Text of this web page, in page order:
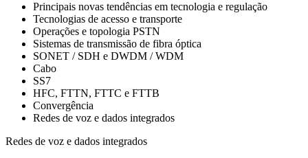
Principais novas tendências em tecnologia e regulação
Tecnologias de acesso e transporte
Operações e topologia PSTN
Sistemas de transmissão de fibra óptica
SONET / SDH e DWDM / WDM
Cabo
SS7
HFC, FTTN, FTTC e FTTB
Convergência
Redes de voz e dados integrados
Redes de voz e dados integrados